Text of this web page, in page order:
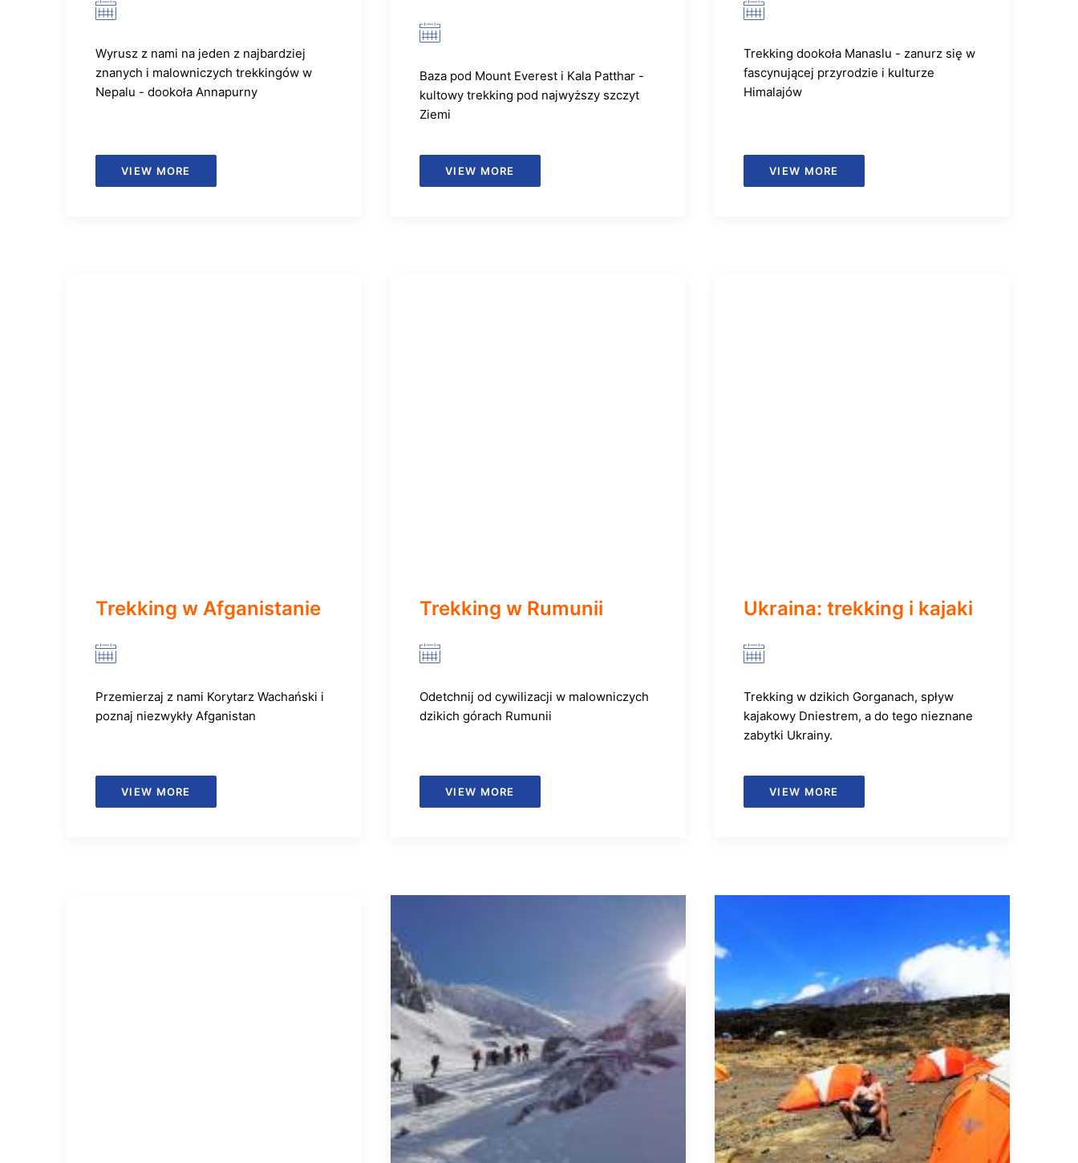
Wyrusz z nami na jeden z najbardziej
znanych i malowniczych trekkingów w
Nepalu - dookoła Annapurny
VIEW MORE
Baza pod Mount Everest i Kala Patthar -
kultowy trekking pod najwyższy szczyt
Ziemi
VIEW MORE
Trekking dookoła Manaslu - zanurz się w
fascynującej przyrodzie i kulturze
Himalajów
VIEW MORE
Trekking w Afganistanie
Przemierzaj z nami Korytarz Wachański i
poznaj niezwykły Afganistan
VIEW MORE
Trekking w Rumunii
Odetchnij od cywilizacji w malowniczych
dzikich górach Rumunii
VIEW MORE
Ukraina: trekking i kajaki
Trekking w dzikich Gorganach, spływ
kajakowy Dniestrem, a do tego nieznane
zabytki Ukrainy.
VIEW MORE